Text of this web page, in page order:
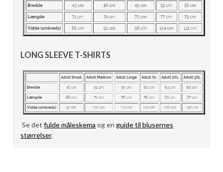
LONG SLEEVE T-SHIRTS
Se detfulde måleskema og enguide til blusernes
størrelser.